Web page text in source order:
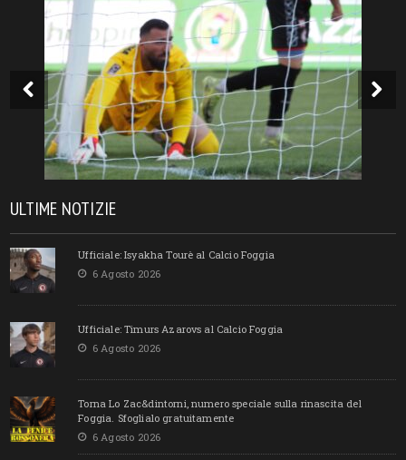
ULTIME NOTIZIE
Ufficiale: Isyakha Tourè al Calcio Foggia
6 Agosto 2026
Ufficiale: Timurs Azarovs al Calcio Foggia
6 Agosto 2026
Torna Lo Zac&dintorni, numero speciale sulla rinascita del
Foggia. Sfoglialo gratuitamente
6 Agosto 2026